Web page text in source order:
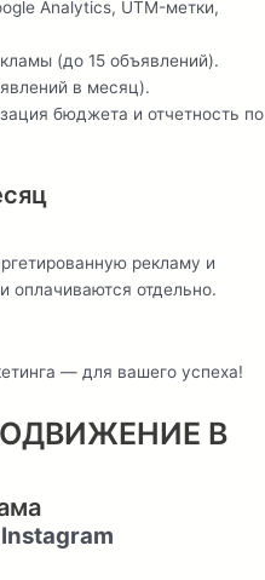
Analytics, UTM-метки,
(до 15 объявлений).
в месяц).
бюджета и отчетность по
рекламу и
оплачиваются отдельно.
— для вашего успеха!
В
Instagram